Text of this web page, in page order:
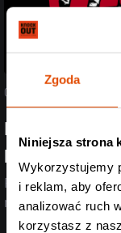
Zgoda
Niniejsza strona
Wykorzystujemy
i reklam, aby
analizować ruch
korzystasz z
05.08.2026
Poznaliśmy
headlinerami
Post-rock,
nie problem!